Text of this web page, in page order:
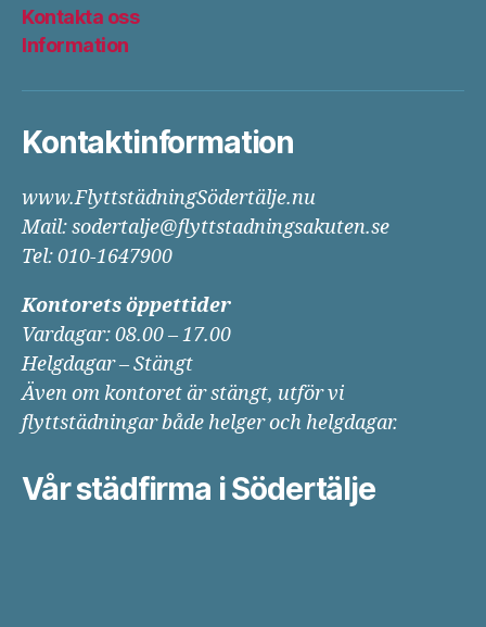
Kontakta oss
Information
Kontaktinformation
www.FlyttstädningSödertälje.nu
Mail: sodertalje@flyttstadningsakuten.se
Tel: 010-1647900
Kontorets öppettider
Vardagar: 08.00 – 17.00
Helgdagar – Stängt
Även om kontoret är stängt, utför vi
flyttstädningar både helger och helgdagar.
Vår städfirma i Södertälje